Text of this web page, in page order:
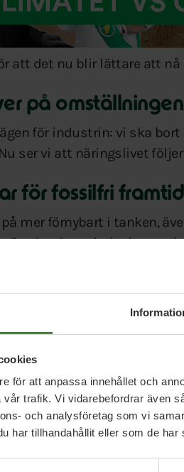
för att anpassa innehållet och
trafik. Vi vidarebefordrar även
och analysföretag som vi
har tillhandahållit eller som de
att det nu blir lättare att
på omställningen
för industrin: vi ska
ser vi att näringslivet
för fossilfri
mer förnybart i tanken,
Sverige mindre
i det fossila
våga ställa om
kreditgarantier har spelat
industrier och tekniker,
Men gröna
Preem till
och då är politiken